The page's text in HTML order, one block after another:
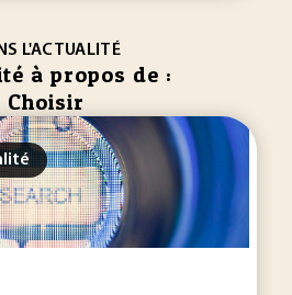
L'ACTUALITÉ
à propos de :
Choisir